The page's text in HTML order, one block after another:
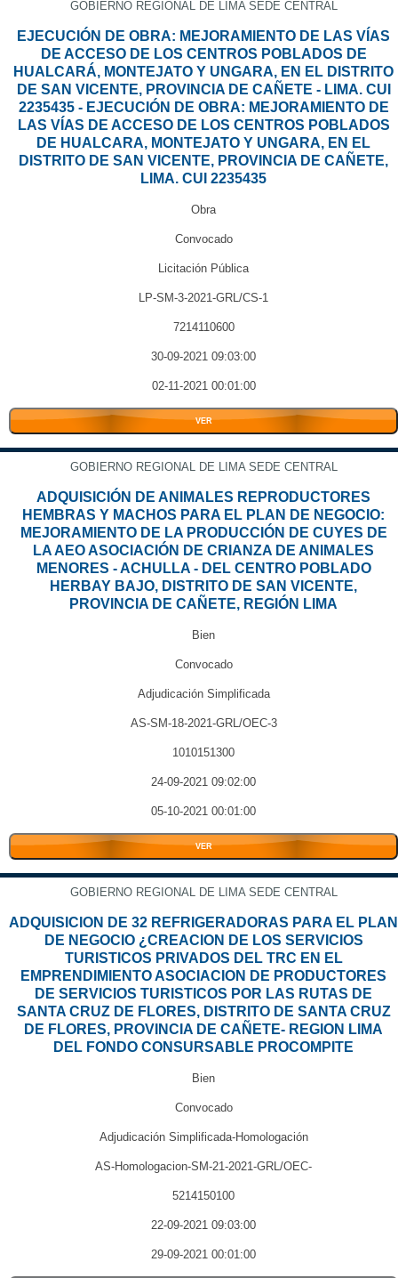
GOBIERNO REGIONAL DE LIMA SEDE CENTRAL
EJECUCIÓN DE OBRA: MEJORAMIENTO DE LAS VÍAS
DE ACCESO DE LOS CENTROS POBLADOS DE
HUALCARÁ, MONTEJATO Y UNGARA, EN EL DISTRITO
DE SAN VICENTE, PROVINCIA DE CAÑETE - LIMA. CUI
2235435 - EJECUCIÓN DE OBRA: MEJORAMIENTO DE
LAS VÍAS DE ACCESO DE LOS CENTROS POBLADOS
DE HUALCARA, MONTEJATO Y UNGARA, EN EL
DISTRITO DE SAN VICENTE, PROVINCIA DE CAÑETE,
LIMA. CUI 2235435
Obra
Convocado
Licitación Pública
LP-SM-3-2021-GRL/CS-1
7214110600
30-09-2021 09:03:00
02-11-2021 00:01:00
VER
GOBIERNO REGIONAL DE LIMA SEDE CENTRAL
ADQUISICIÓN DE ANIMALES REPRODUCTORES
HEMBRAS Y MACHOS PARA EL PLAN DE NEGOCIO:
MEJORAMIENTO DE LA PRODUCCIÓN DE CUYES DE
LA AEO ASOCIACIÓN DE CRIANZA DE ANIMALES
MENORES - ACHULLA - DEL CENTRO POBLADO
HERBAY BAJO, DISTRITO DE SAN VICENTE,
PROVINCIA DE CAÑETE, REGIÓN LIMA
Bien
Convocado
Adjudicación Simplificada
AS-SM-18-2021-GRL/OEC-3
1010151300
24-09-2021 09:02:00
05-10-2021 00:01:00
VER
GOBIERNO REGIONAL DE LIMA SEDE CENTRAL
ADQUISICION DE 32 REFRIGERADORAS PARA EL PLAN
DE NEGOCIO ¿CREACION DE LOS SERVICIOS
TURISTICOS PRIVADOS DEL TRC EN EL
EMPRENDIMIENTO ASOCIACION DE PRODUCTORES
DE SERVICIOS TURISTICOS POR LAS RUTAS DE
SANTA CRUZ DE FLORES, DISTRITO DE SANTA CRUZ
DE FLORES, PROVINCIA DE CAÑETE- REGION LIMA
DEL FONDO CONSURSABLE PROCOMPITE
Bien
Convocado
Adjudicación Simplificada-Homologación
AS-Homologacion-SM-21-2021-GRL/OEC-
5214150100
22-09-2021 09:03:00
29-09-2021 00:01:00